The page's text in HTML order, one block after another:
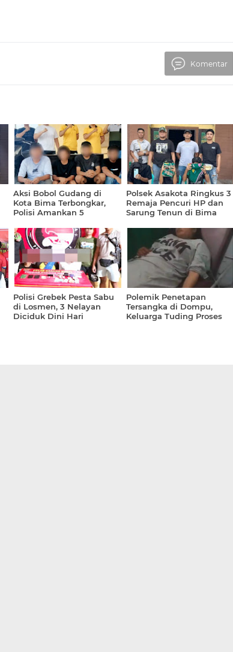
Komentar
Aksi Bobol Gudang di
Kota Bima Terbongkar,
Polisi Amankan 5
Polsek Asakota Ringkus 3
Remaja Pencuri HP dan
Sarung Tenun di Bima
Polisi Grebek Pesta Sabu
di Losmen, 3 Nelayan
Diciduk Dini Hari
Polemik Penetapan
Tersangka di Dompu,
Keluarga Tuding Proses